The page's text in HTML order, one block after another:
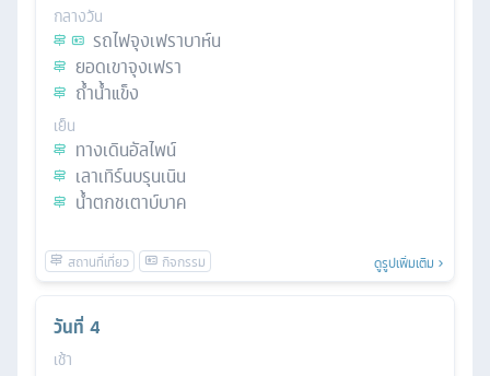
กลางวัน
รถไฟจุงเฟราบาห์น
ยอดเขาจุงเฟรา
ถ้ำน้ำแข็ง
เย็น
ทางเดินอัลไพน์
เลาเทิร์นบรุนเนิน
น้ำตกชเตาบ์บาค
ดูรูปเพิ่มเติม
วันที่ 4
เช้า